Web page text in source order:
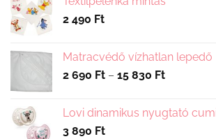
2 490 Ft
Matracvédő vízhatlan lepedő
2 690 Ft – 15 830 Ft
-
Lovi dinamikus nyugtató
3 890 Ft